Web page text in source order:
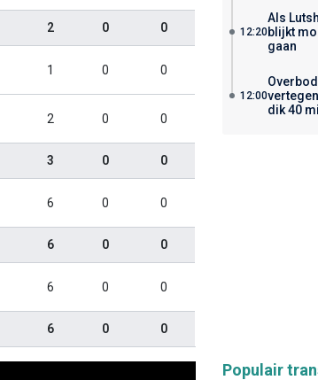
2 0 0
1 0 0
2 0 0
3 0 0
6 0 0
6 0 0
6 0 0
6 0 0
12:20
Als
blijkt
gaan
12:00
dik 40
Populair